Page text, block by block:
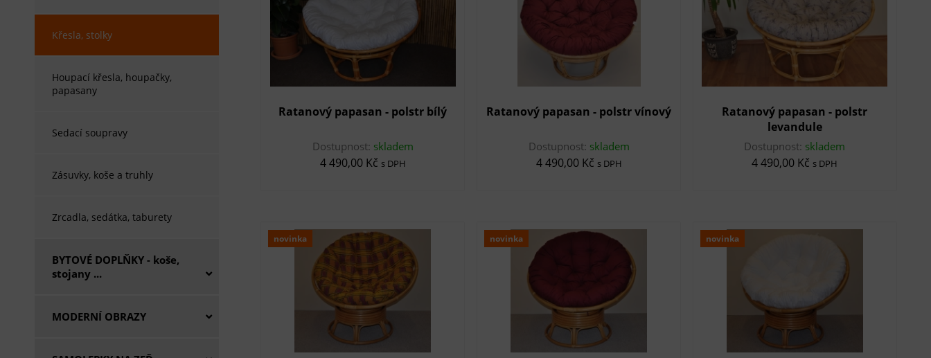
Křesla, stolky
Houpací křesla, houpačky,
papasany
Sedací soupravy
Zásuvky, koše a truhly
Zrcadla, sedátka, taburety
BYTOVÉ DOPLŇKY - koše,
stojany ...
MODERNÍ OBRAZY
Ratanový papasan - polstr bílý
Dostupnost: skladem
4 490,00 Kč s DPH
Ratanový papasan - polstr vínový
Dostupnost: skladem
4 490,00 Kč s DPH
Ratanový papasan - polstr
levandule
Dostupnost: skladem
4 490,00 Kč s DPH
novinka novinka novinka